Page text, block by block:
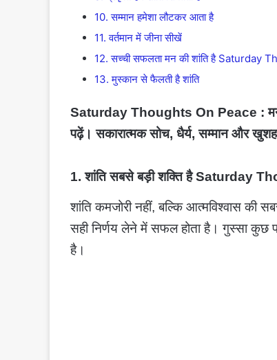
10. सम्मान हमेशा लौटकर आता है
11. वर्तमान में जीना सीखें
12. सच्ची सफलता मन की शांति है Saturday
13. मुस्कान से फैलती है शांति
Saturday Thoughts On Peace : मन
पढ़ें। सकारात्मक सोच, धैर्य, सम्मान और
1. शांति सबसे बड़ी शक्ति हैSaturday
शांति कमजोरी नहीं, बल्कि आत्मविश्वास की
सही निर्णय लेने में सफल होता है। गुस्सा
है।